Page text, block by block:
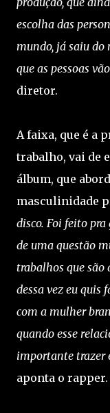
escolha das
mundo, já saiu do
que as pessoas
diretor.
A faixa, que é a
trabalho, vai de
álbum, que
masculinidade
disco. Foi feito
de uma questão
trabalhos que são
dessa vez eu quis
com a mulher
quando esse
importante trazer
aponta o rapper.